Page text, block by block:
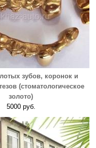
зубов, коронок и
(стоматологическое
золото)
5000 руб.